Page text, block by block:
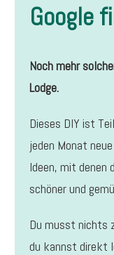
Google
Noch mehr
Lodge.
Dieses DIY ist
jeden Monat
Ideen, mit denen
schöner und
Du musst nichts
du kannst direkt